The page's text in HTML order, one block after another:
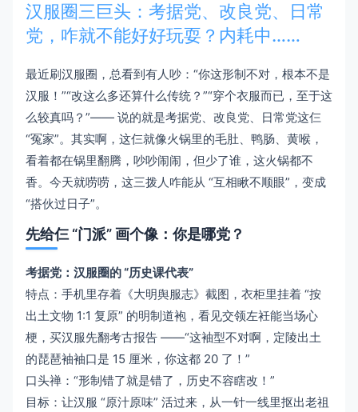
汉服圈三巨头：考据党、改良党、日常
党，咋就不能好好玩耍？内耗中……
最近刷汉服圈，总看到有人吵：“你这形制不对，根本不是
汉服！”“改这么多还算什么传统？”“穿个衣服而已，至于这
么较真吗？”—— 说的就是考据党、改良党、日常党这仨
“冤家”。其实啊，这仨就像火锅里的毛肚、鸭肠、黄喉，
看着都在锅里翻腾，吵吵闹闹，但少了谁，这火锅都不
香。今天就唠唠，这三拨人咋能从 “互相瞅不顺眼”，变成
“搭伙过日子”。
先给仨 “门派” 画个像：你是哪党？
考据党：汉服圈的 “历史课代表”
特点：手机里存着《大明舆服志》截图，衣柜里挂着 “按
出土文物 1:1 复原” 的明制道袍，看见交领左衽能当场心
梗，买汉服先翻考古报告 ——“这袖型不对啊，定陵出土
的琵琶袖袖口是 15 厘米，你这都 20 了！”
口头禅：“形制错了就是错了，历史不容瞎改！”
目标：让汉服 “原汁原味” 活过来，从一针一线里抠出老祖